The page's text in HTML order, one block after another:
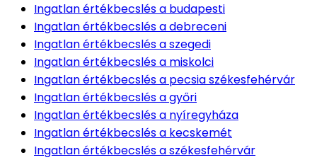
Ingatlan értékbecslésa budapesti
Ingatlan értékbecslésa debreceni
Ingatlan értékbecslésa szegedi
Ingatlan értékbecslésa miskolci
Ingatlan értékbecslésa pecsia székesfehérvár
Ingatlan értékbecslésa győri
Ingatlan értékbecslésa nyíregyháza
Ingatlan értékbecslésa kecskemét
Ingatlan értékbecslésa székesfehérvár